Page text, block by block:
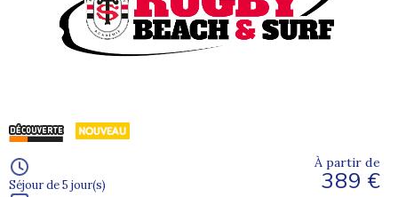
Séjour de 5 jour(s)
À partir de
389 €